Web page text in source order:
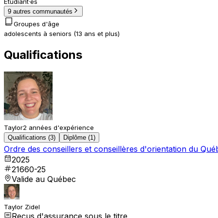
9 autres communautés
Groupes d'âge
adolescents à seniors (13 ans et plus)
Qualifications
Taylor2 années d'expérience
Qualifications (3) Diplôme (1)
Ordre des conseillers et conseillères d'orientation du
2025
21660-25
Valide au Québec
Taylor Zidel
Reçus d'assurance sous le titre